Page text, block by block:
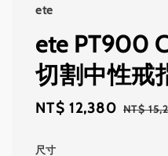
ete
ete PT900
切割中性戒
Sale
NT$ 12,380 NT$
尺寸